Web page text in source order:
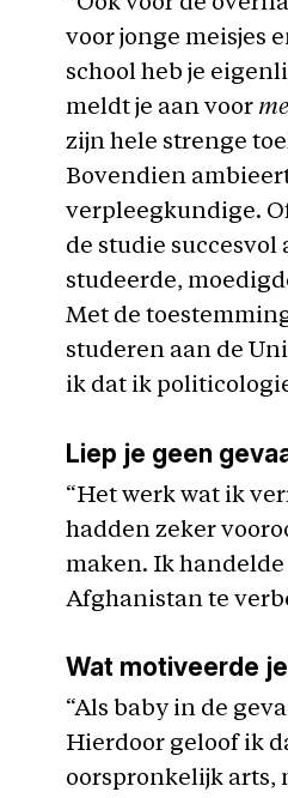
“Ook voor de
voor jonge meisjes
school heb je
meldt je aan voor
zijn hele strenge
Bovendien
verpleegkundige.
de studie
studeerde,
Met de
studeren aan de
ik dat ik
Liep je geen
“Het werk wat ik
hadden zeker
maken. Ik
Afghanistan te
Wat motiveerde
“Als baby in de
Hierdoor geloof ik
oorspronkelijk arts,